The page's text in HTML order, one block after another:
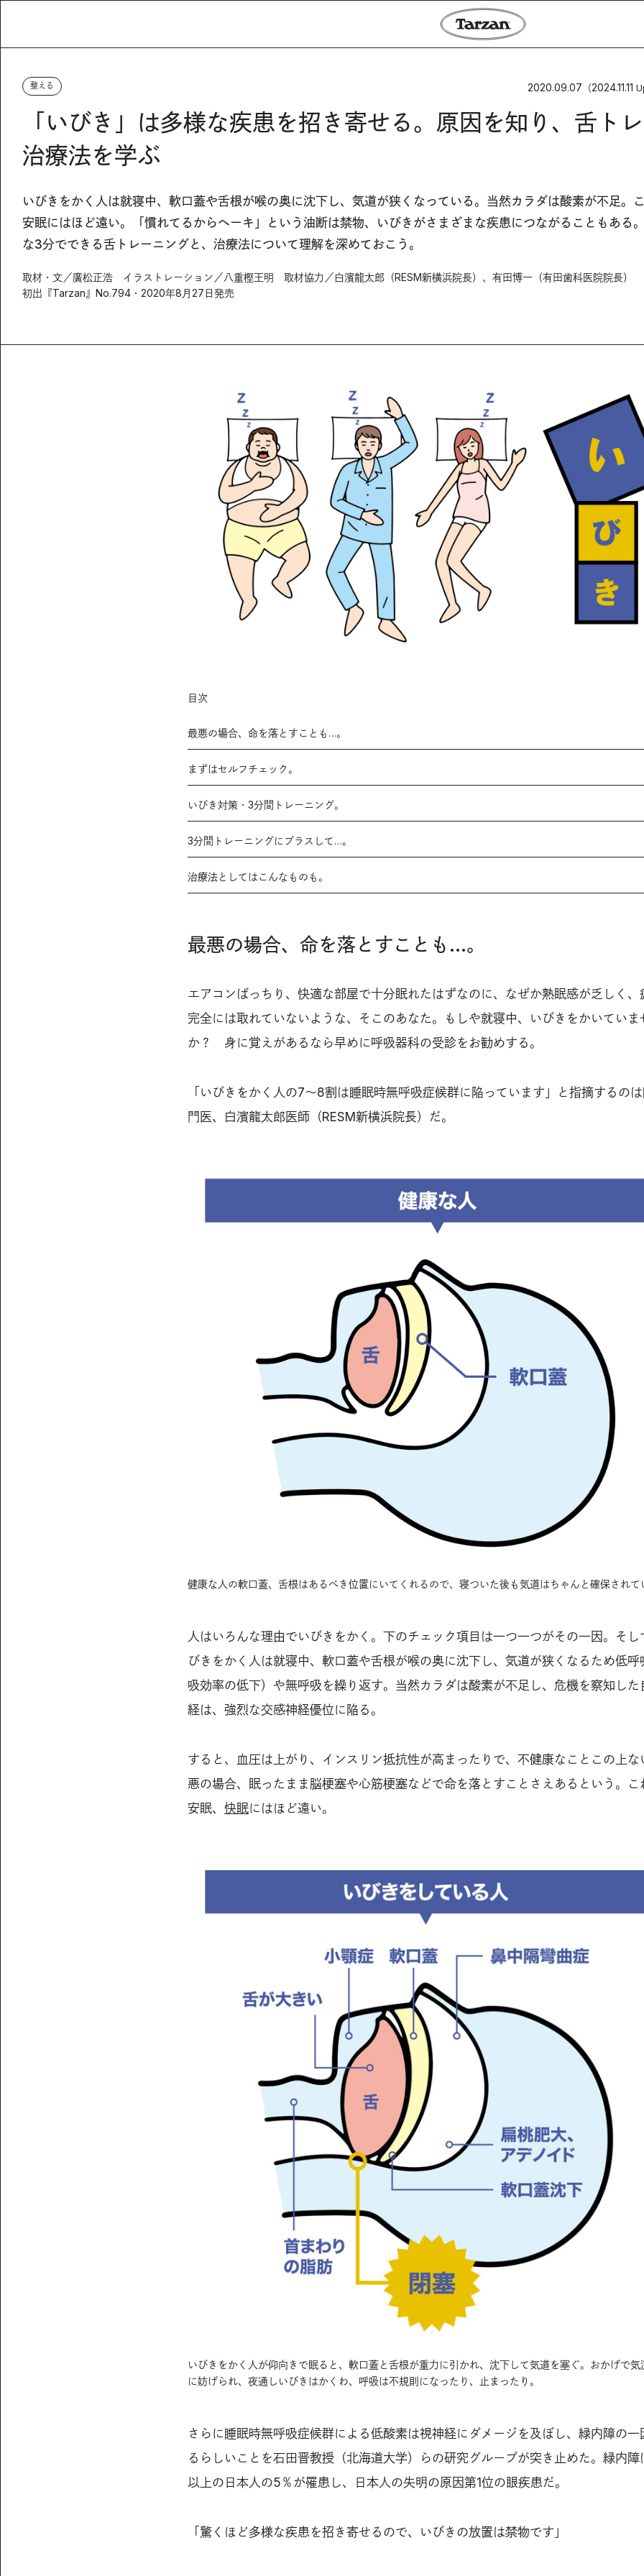
整える 2020.09.07 （2024.11.11
「いびき」は多様な疾患を招き寄せる。原因を知り、舌ト
治療法を学ぶ
いびきをかく人は就寝中、軟口蓋や舌根が喉の奥に沈下し、気道が狭くなっている。当然カラダは酸素が不足。
安眠にはほど遠い。「慣れてるからヘーキ」という油断は禁物、いびきがさまざまな疾患につながることもある
な3分でできる舌トレーニングと、治療法について理解を深めておこう。
取材・文／廣松正浩 イラストレーション／八重樫王明 取材協力／白濱龍太郎（RESM新横浜院長）、有田博一（有田歯科医院院長）
初出『Tarzan』No.794・2020年8月27日発売
目次
最悪の場合、命を落とすことも…。
まずはセルフチェック。
いびき対策・3分間トレーニング。
3分間トレーニングにプラスして…。
治療法としてはこんなものも。
最悪の場合、命を落とすことも…。
エアコンばっちり、快適な部屋で十分眠れたはずなのに、なぜか熟眠感が乏しく、
完全には取れていないような、そこのあなた。もしや就寝中、いびきをかいていま
か？ 身に覚えがあるなら早めに呼吸器科の受診をお勧めする。
「いびきをかく人の7～8割は睡眠時無呼吸症候群に陥っています」と指摘するの
門医、白濱龍太郎医師（RESM新横浜院長）だ。
健康な人の軟口蓋、舌根はあるべき位置にいてくれるので、寝ついた後も気道はちゃんと確保されて
人はいろんな理由でいびきをかく。下のチェック項目は一つ一つがその一因。そし
びきをかく人は就寝中、軟口蓋や舌根が喉の奥に沈下し、気道が狭くなるため低呼
吸効率の低下）や無呼吸を繰り返す。当然カラダは酸素が不足し、危機を察知した
経は、強烈な交感神経優位に陥る。
すると、血圧は上がり、インスリン抵抗性が高まったりで、不健康なことこの上な
悪の場合、眠ったまま脳梗塞や心筋梗塞などで命を落とすことさえあるという。こ
安眠、 快眠にはほど遠い。
いびきをかく人が仰向きで眠ると、軟口蓋と舌根が重力に引かれ、沈下して気道を塞ぐ。おかげで気
に妨げられ、夜通しいびきはかくわ、呼吸は不規則になったり、止まったり。
さらに睡眠時無呼吸症候群による低酸素は視神経にダメージを及ぼし、緑内障の一
るらしいことを石田晋教授（北海道大学）らの研究グループが突き止めた。緑内
以上の日本人の5％が罹患し、日本人の失明の原因第1位の眼疾患だ。
「驚くほど多様な疾患を招き寄せるので、いびきの放置は禁物です」